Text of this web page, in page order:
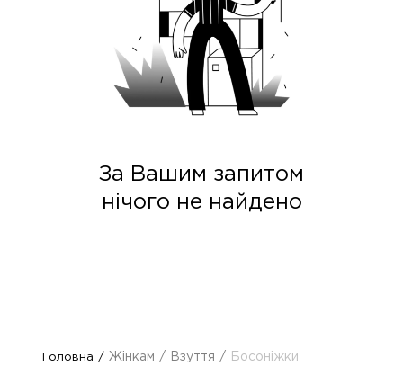
За Вашим запитом
нічого не найдено
Головна Жінкам Взуття Босоніжки